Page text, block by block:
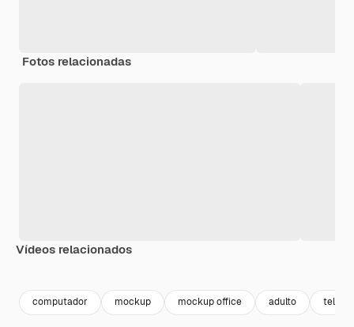
Fotos relacionadas
Vídeos relacionados
computador mockup mockup office adulto